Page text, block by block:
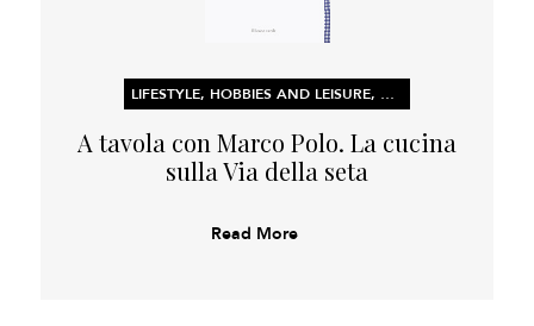
LIFESTYLE, HOBBIES AND LEISURE, NON-FICTION
A tavola con Marco Polo. La cucina
sulla Via della seta
Read More